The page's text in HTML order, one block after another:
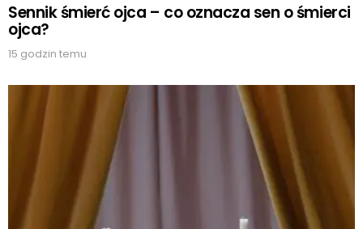
Sennik śmierć ojca – co oznacza sen o śmierci
ojca?
15 godzin temu